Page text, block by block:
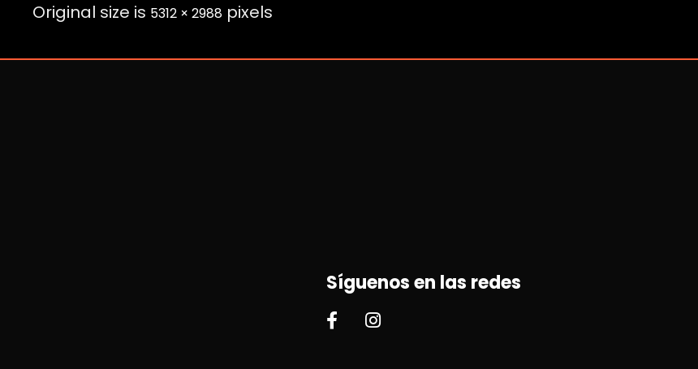
Original size is 5312 × 2988 pixels
Síguenos en las redes